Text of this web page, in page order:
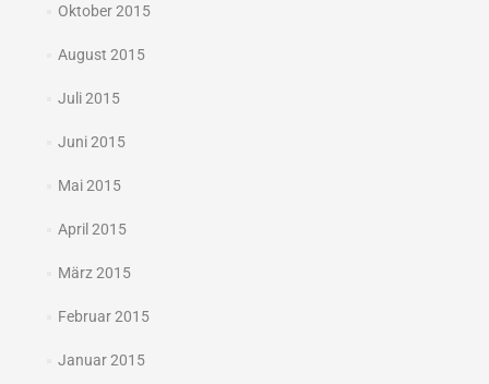
Oktober 2015
August 2015
Juli 2015
Juni 2015
Mai 2015
April 2015
März 2015
Februar 2015
Januar 2015